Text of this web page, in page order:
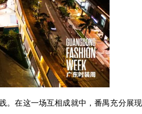
。在这一场互相成就中，番禺充分展